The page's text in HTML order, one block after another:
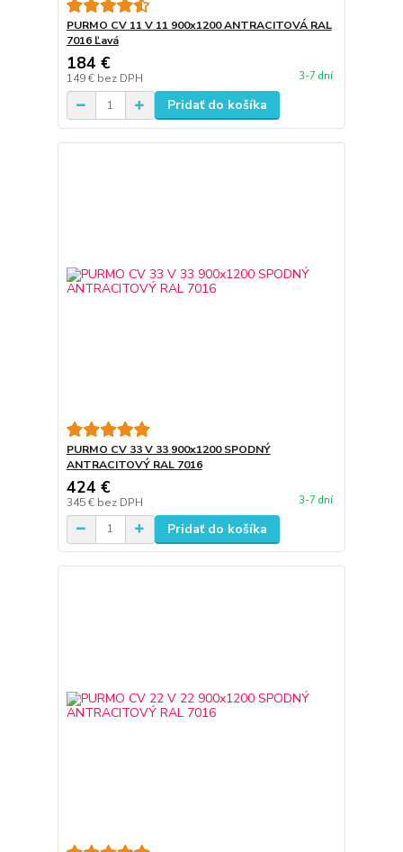
PURMO CV 11 V 11 900x1200 ANTRACITOVÁ RAL
7016 Ľavá
184 €
149 € bez DPH 3-7 dní
Pridať do košíka
PURMO CV 33 V 33 900x1200 SPODNÝ
ANTRACITOVÝ RAL 7016
424 €
345 € bez DPH 3-7 dní
Pridať do košíka